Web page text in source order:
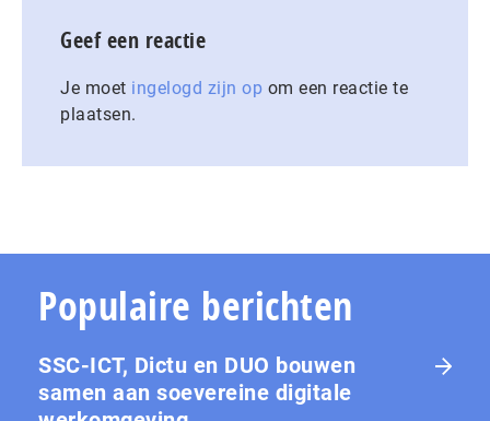
Geef een reactie
Je moet ingelogd zijn op om een reactie te
plaatsen.
Populaire berichten
SSC-ICT, Dictu en DUO bouwen
samen aan soevereine digitale